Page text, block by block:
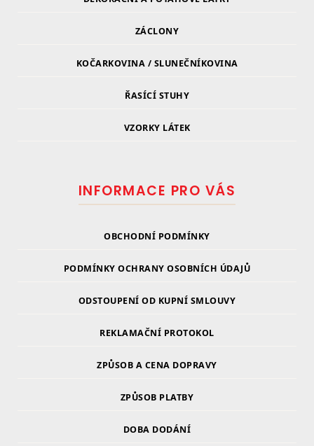
ZÁCLONY
KOČARKOVINA / SLUNEČNÍKOVINA
ŘASÍCÍ STUHY
VZORKY LÁTEK
INFORMACE PRO VÁS
OBCHODNÍ PODMÍNKY
PODMÍNKY OCHRANY OSOBNÍCH ÚDAJŮ
ODSTOUPENÍ OD KUPNÍ SMLOUVY
REKLAMAČNÍ PROTOKOL
ZPŮSOB A CENA DOPRAVY
ZPŮSOB PLATBY
DOBA DODÁNÍ